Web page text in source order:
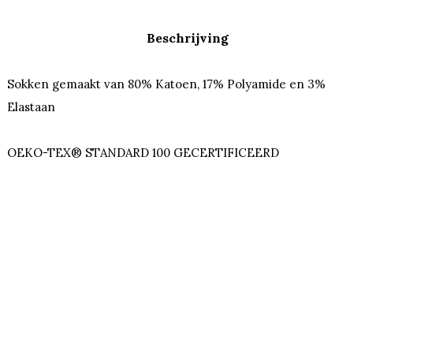
Beschrijving
Sokken gemaakt van 80% Katoen, 17% Polyamide en 3%
Elastaan
OEKO-TEX® STANDARD 100 GECERTIFICEERD